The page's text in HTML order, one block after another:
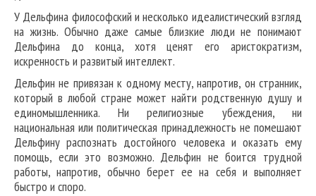
У Дельфина философский и несколько идеалистический взгляд
на жизнь. Обычно даже самые близкие люди не понимают
Дельфина до конца, хотя ценят его аристократизм,
искренность и развитый интеллект.
Дельфин не привязан к одному месту, напротив, он странник,
который в любой стране может найти родственную душу и
единомышленника. Ни религиозные убеждения, ни
национальная или политическая принадлежность не помешают
Дельфину распознать достойного человека и оказать ему
помощь, если это возможно. Дельфин не боится трудной
работы, напротив, обычно берет ее на себя и выполняет
быстро и споро.